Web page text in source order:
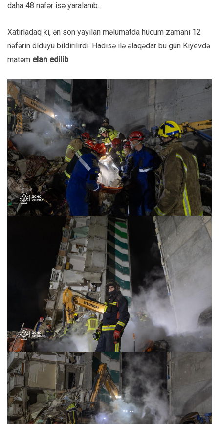
daha 48 nəfər isə yaralanıb.
Xatırladaq ki, ən son yayılan məlumatda hücum zamanı 12
nəfərin öldüyü bildirilirdi. Hadisə ilə əlaqədar bu gün Kiyevdə
matəm elan edilib.